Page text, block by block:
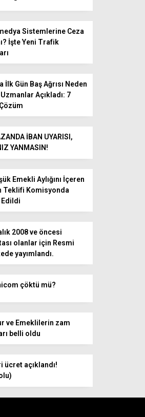
Sistemlerine Ceza
İşte Yeni Trafik
İlk Gün Baş Ağrısı Neden
Açıkladı: 7
İBAN UYARISI,
YANMASIN!
Emekli Aylığını İçeren
Teklifi Komisyonda
Edildi
2008 ve öncesi
olanlar için Resmi
yayımlandı.
çöktü mü?
ve Emeklilerin zam
belli oldu
ücret açıklandı!